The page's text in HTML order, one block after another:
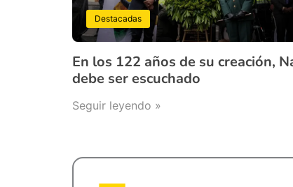
Destacadas
En los 122 años de su creación,
debe ser escuchado
Seguir leyendo »